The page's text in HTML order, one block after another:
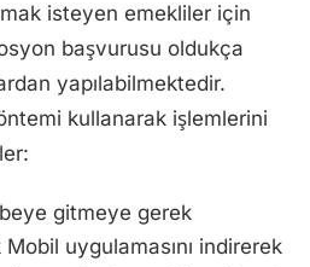
isteyen emekliler için
başvurusu oldukça
yapılabilmektedir.
kullanarak işlemlerini
gitmeye gerek
uygulamasını indirerek